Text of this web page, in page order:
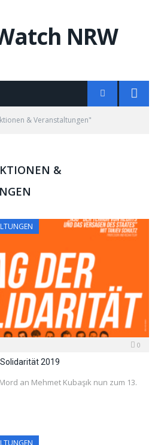
NRW
& Veranstaltungen"
&
0
2019
an Mehmet Kubaşık nun zum 13.